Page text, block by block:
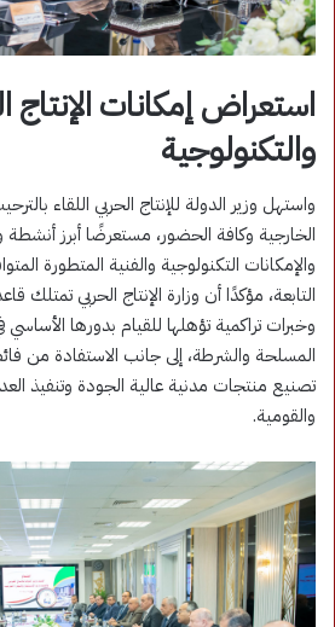
استعراض إمكانات الإنتاج
والتكنولوجية
واستهل وزير الدولة للإنتاج الحربي اللقاء
الخارجية وكافة الحضور، مستعرضًا أبرز أنشطة
والإمكانات التكنولوجية والفنية المتطورة
التابعة، مؤكدًا أن وزارة الإنتاج الحربي
وخبرات تراكمية تؤهلها للقيام بدورها الأساسي
المسلحة والشرطة، إلى جانب الاستفادة من
تصنيع منتجات مدنية عالية الجودة وتنفيذ
والقومية.